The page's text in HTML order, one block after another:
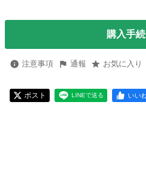
購入手
注意事項 通報 お気に入り
ポスト LINEで送る いい